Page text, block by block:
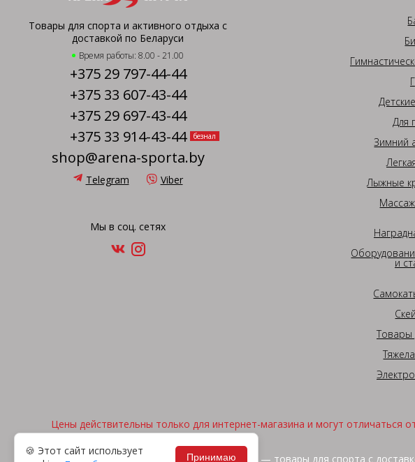
Товары для спорта и активного отдыха с
доставкой по Беларуси
Время работы: 8.00 - 21.00
+375 29 797-44-44
+375 33 607-43-44
+375 29 697-43-44
+375 33 914-43-44
безнал
shop@arena-sporta.by
Telegram Viber
Мы в соц. сетях
Для
Зимний
Лыжные
и
Товары
Цены действительны только для интернет-магазина и могут отличаться
2026, © "Арена спорта" — товары для спорта с
🍪 Этот сайт использует
Принимаю